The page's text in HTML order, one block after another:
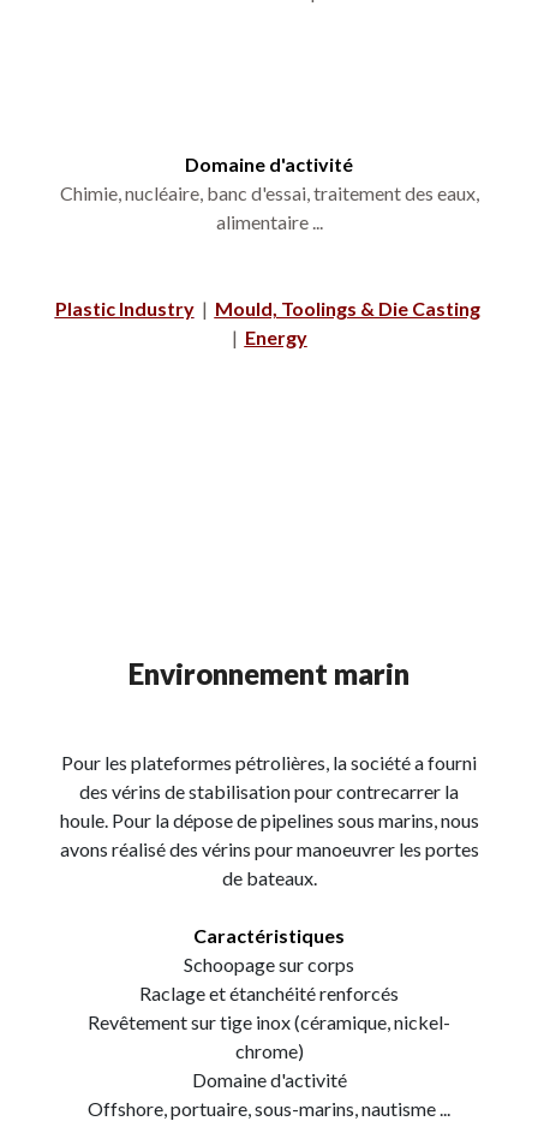
Domaine d'activité
Chimie, nucléaire, banc d'essai, traitement des eaux,
alimentaire ...
Plastic Industry| Mould, Toolings & Die Casting
| Energy
Environnement marin
Pour les plateformes pétrolières, la société a fourni
des vérins de stabilisation pour contrecarrer la
houle. Pour la dépose de pipelines sous marins, nous
avons réalisé des vérins pour manoeuvrer les portes
de bateaux.
Caractéristiques
Schoopage sur corps
Raclage et étanchéité renforcés
Revêtement sur tige inox (céramique, nickel-
chrome)
Domaine d'activité
Offshore, portuaire, sous-marins, nautisme ...